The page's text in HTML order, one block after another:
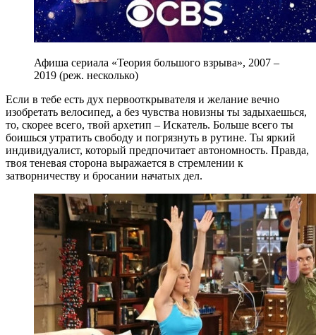
Афиша сериала «Теория большого взрыва», 2007 –
2019 (реж. несколько)
Если в тебе есть дух первооткрывателя и желание вечно
изобретать велосипед, а без чувства новизны ты задыхаешься,
то, скорее всего, твой архетип – Искатель. Больше всего ты
боишься утратить свободу и погрязнуть в рутине. Ты яркий
индивидуалист, который предпочитает автономность. Правда,
твоя теневая сторона выражается в стремлении к
затворничеству и бросании начатых дел.